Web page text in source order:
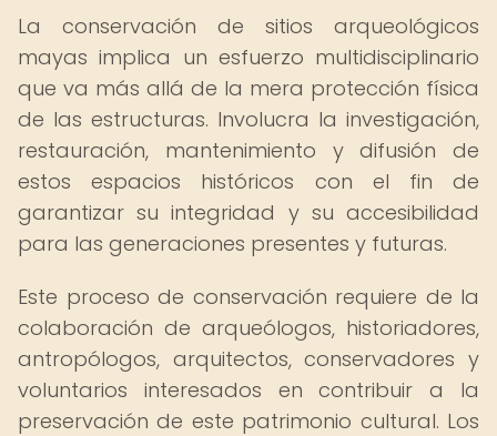
La conservación de sitios arqueológicos
mayas implica un esfuerzo multidisciplinario
que va más allá de la mera protección física
de las estructuras. Involucra la investigación,
restauración, mantenimiento y difusión de
estos espacios históricos con el fin de
garantizar su integridad y su accesibilidad
para las generaciones presentes y futuras.
Este proceso de conservación requiere de la
colaboración de arqueólogos, historiadores,
antropólogos, arquitectos, conservadores y
voluntarios interesados en contribuir a la
preservación de este patrimonio cultural. Los